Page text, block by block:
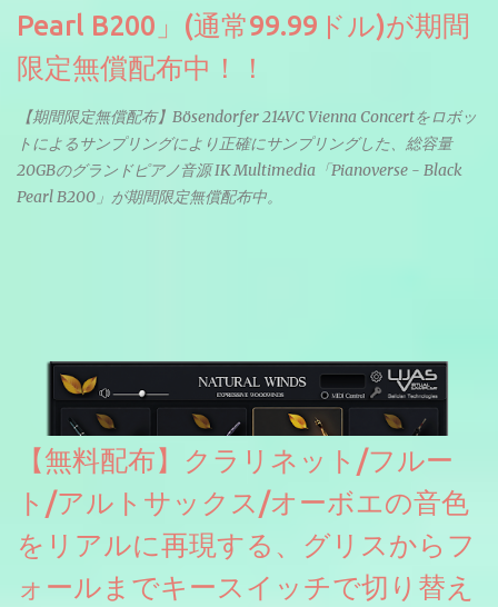
Pearl B200」(通常99.99ドル)が期間
限定無償配布中！！
【期間限定無償配布】Bösendorfer 214VC Vienna Concertをロボッ
トによるサンプリングにより正確にサンプリングした、総容量
20GBのグランドピアノ音源 IK Multimedia「Pianoverse - Black
Pearl B200」が期間限定無償配布中。
【無料配布】クラリネット/フルー
ト/アルトサックス/オーボエの音色
をリアルに再現する、グリスからフ
ォールまでキースイッチで切り替え